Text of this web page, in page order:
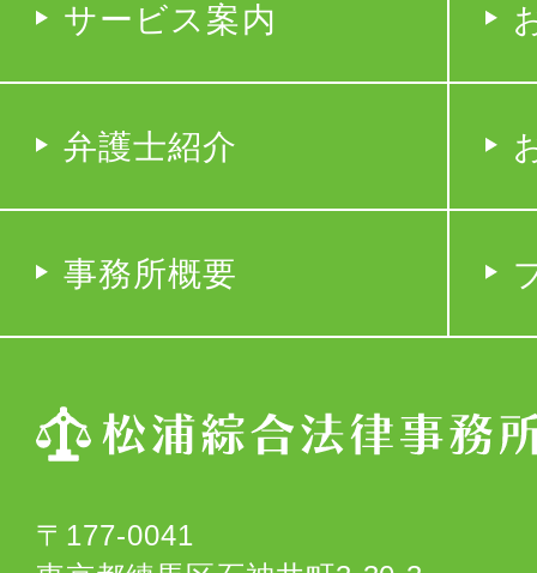
〒177-0041
サービス案内
弁護士紹介
事務所概要